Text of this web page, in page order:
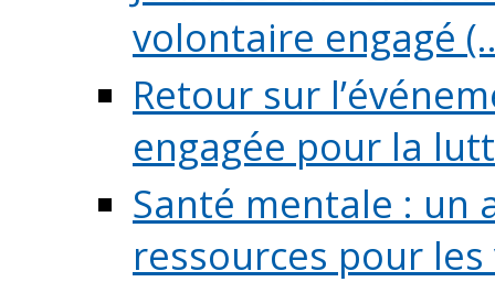
volontaire engagé
Retour sur
engagée pour la
Santé mentale : un
ressources pour